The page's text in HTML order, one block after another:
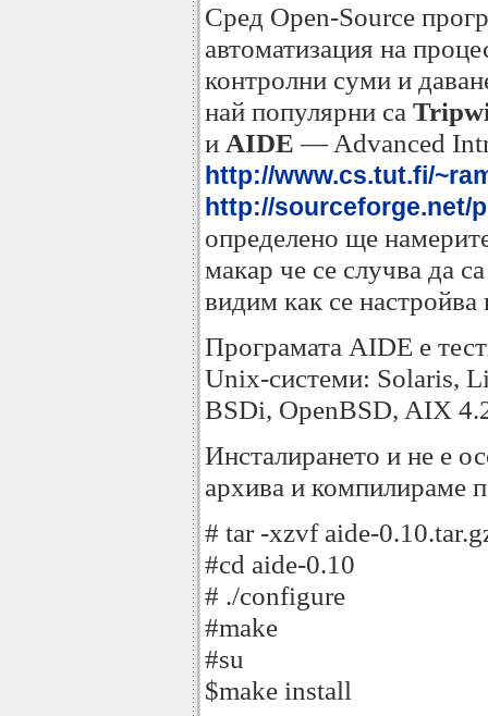
Сред Open-Source
автоматизация на
контролни суми и
най популярни са
и AIDE— Advanced
http://www.cs.tut.fi/
http://sourceforge.net/
определено ще
макар че се случва да
видим как се
Програмата AIDE е
Unix-системи: Solaris,
BSDi, OpenBSD, AIX
Инсталирането и не е
архива и компилираме
# tar -xzvf aide-
#cd aide-0.10
# ./configure
#make
#su
$make install